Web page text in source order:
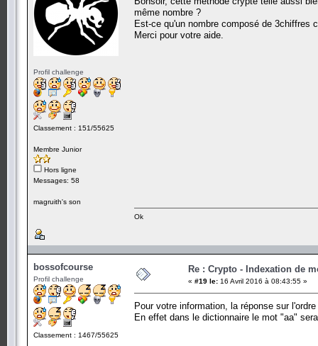
Profil challenge
Classement : 151/55625
Membre Junior
Hors ligne
Messages: 58
magruith's son
même nombre ?
Est-ce qu'un nombre composé de 3chiffres
Merci pour votre aide.
Ok
bossofcourse
Profil challenge
Classement : 1467/55625
Re : Crypto - Indexation de
« #19 le: 16 Avril 2016 à 08:43:55 »
Pour votre information, la réponse sur
En effet dans le dictionnaire le mot "aa"